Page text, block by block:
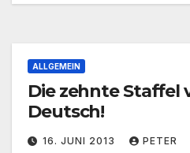
ALLGEMEIN
Die zehnte Staffel
Deutsch!
16. JUNI 2013 PETER